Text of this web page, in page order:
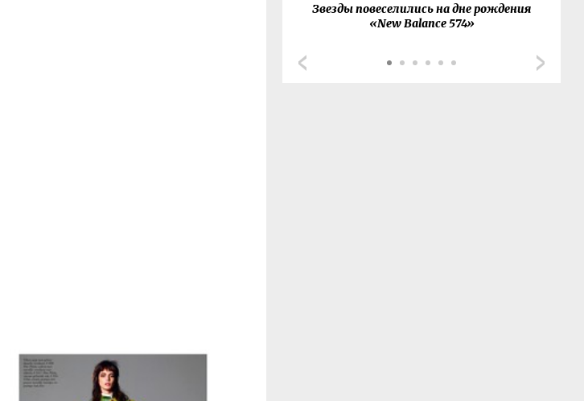
Звезды повеселились на дне рождения
«New Balance 574»